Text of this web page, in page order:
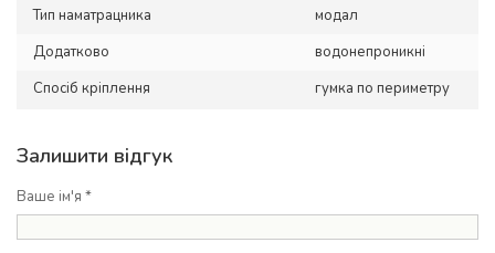
Тип наматрацника
модал
Додатково
водонепроникні
Спосіб кріплення
гумка по периметру
Залишити відгук
Ваше ім'я *